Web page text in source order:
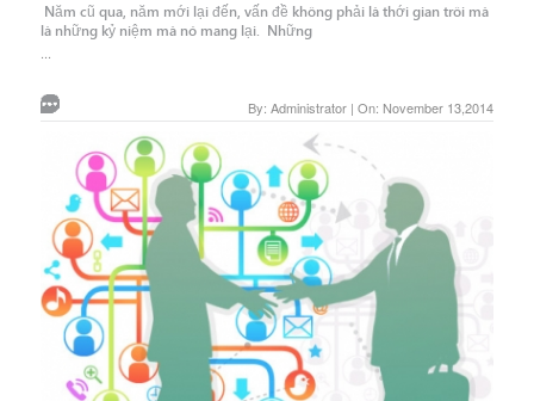
Năm cũ qua, năm mới lại đến, vấn đề không phải là thới gian trôi mà
là những kỷ niệm mà nó mang lại. Những
...
By: Administrator | On: November 13,2014